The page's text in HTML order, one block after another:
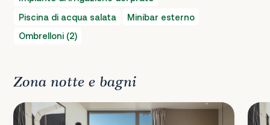
Piscina di acqua salata
Minibar esterno
Ombrelloni (2)
Zona notte e bagni